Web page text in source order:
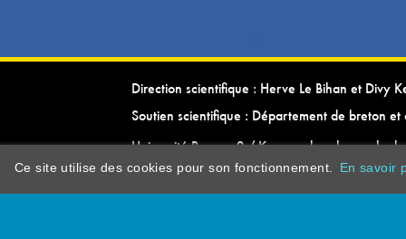
Direction scientifique : Herve Le Bihan et Divy
Soutien scientifique : Département de breton et
Université Rennes 2 / Kevrenn brezhoneg ha
Ce site utilise des cookies pour son fonctionnement. En savoir